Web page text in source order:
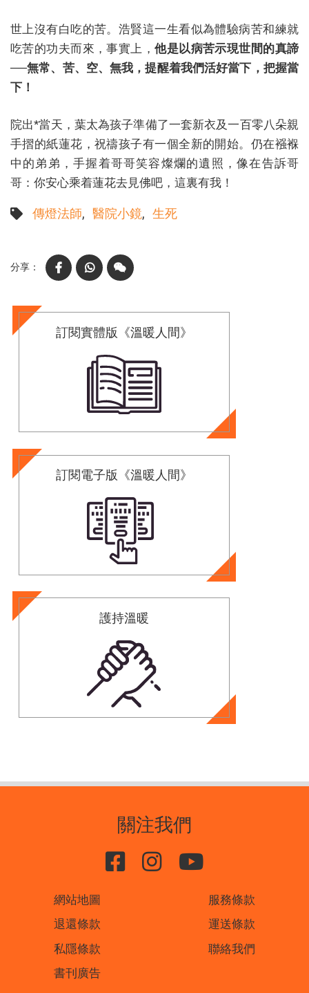
世上沒有白吃的苦。浩賢這一生看似為體驗病苦和練就
吃苦的功夫而來，事實上，他是以病苦示現世間的真諦
──無常、苦、空、無我，提醒着我們活好當下，把握當
下！
院出*當天，葉太為孩子準備了一套新衣及一百零八朵親
手摺的紙蓮花，祝禱孩子有一個全新的開始。仍在襁褓
中的弟弟，手握着哥哥笑容燦爛的遺照，像在告訴哥
哥：你安心乘着蓮花去見佛吧，這裏有我！
傳燈法師 醫院小鏡 生死
FacebookWhatsAppWeChat
訂閱實體版《溫暖人間》
訂閱電子版《溫暖人間》
護持溫暖
關注我們
網站地圖
服務條款
退還條款
運送條款
私隱條款
聯絡我們
書刊廣告